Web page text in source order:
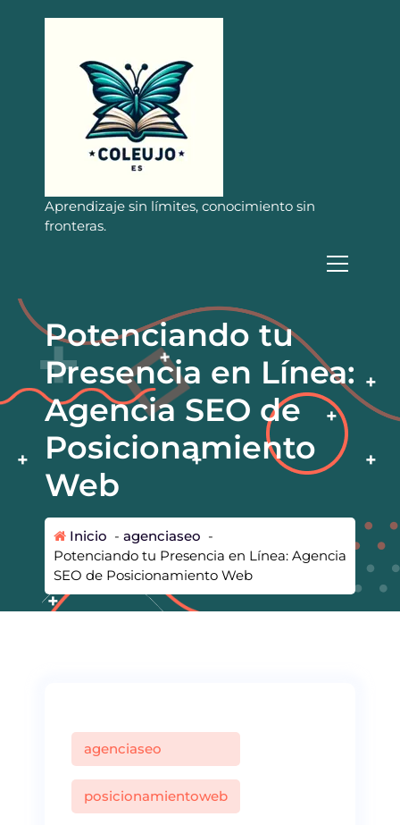
Aprendizaje sin límites, conocimiento sin
fronteras.
Potenciando tu
Presencia en Línea:
Agencia SEO de
Posicionamiento
Web
Inicio - agenciaseo -
Potenciando tu Presencia en Línea: Agencia
SEO de Posicionamiento Web
agenciaseo
posicionamientoweb